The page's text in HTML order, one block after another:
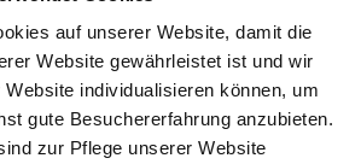
auf unserer Website, damit die
Website gewährleistet ist und wir
individualisieren können, um
gute Besuchererfahrung anzubieten.
zur Pflege unserer Website